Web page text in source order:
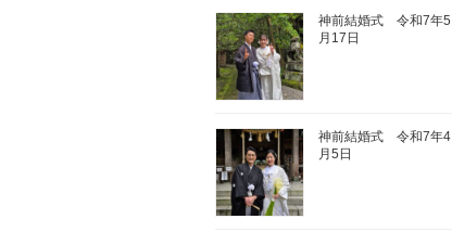
神前結婚式 令和7年5
月17日
神前結婚式 令和7年4
月5日